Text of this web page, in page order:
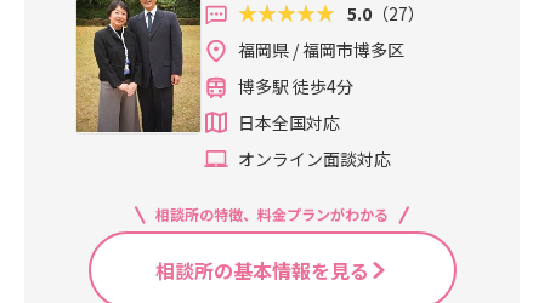
5.0 （27）
福岡県 / 福岡市博多区
博多駅 徒歩4分
日本全国対応
オンライン面談対応
相談所の特徴、料金プランがわかる
相談所の基本情報を見る